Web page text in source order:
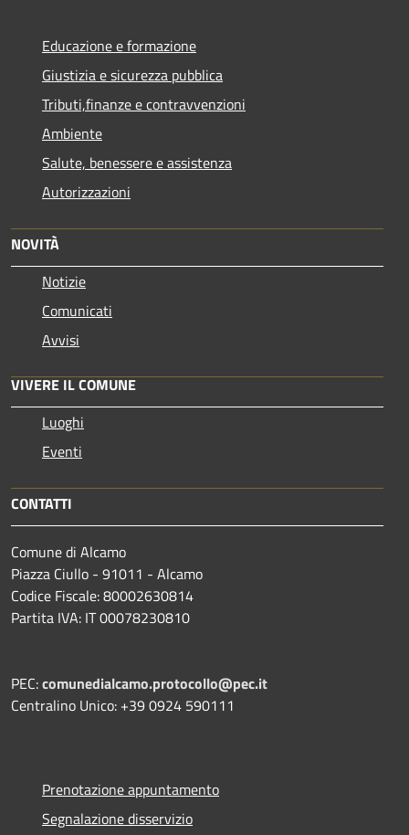
Educazione e formazione
Giustizia e sicurezza pubblica
Tributi,finanze e contravvenzioni
Ambiente
Salute, benessere e assistenza
Autorizzazioni
NOVITÀ
Notizie
Comunicati
Avvisi
VIVERE IL COMUNE
Luoghi
Eventi
CONTATTI
Comune di Alcamo
Piazza Ciullo - 91011 - Alcamo
Codice Fiscale: 80002630814
Partita IVA: IT 00078230810
PEC:comunedialcamo.protocollo@pec.it
Centralino Unico: +39 0924 590111
Prenotazione appuntamento
Segnalazione disservizio